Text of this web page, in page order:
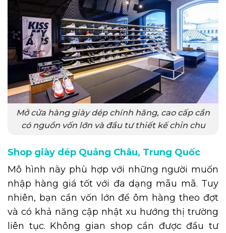
Mở cửa hàng giày dép chính hãng, cao cấp cần
có nguồn vốn lớn và đầu tư thiết kế chỉn chu
Shop giày dép Quảng Châu, Trung Quốc
Mô hình này phù hợp với những người muốn
nhập hàng giá tốt với đa dạng mẫu mã. Tuy
nhiên, bạn cần vốn lớn để ôm hàng theo đợt
và có khả năng cập nhật xu hướng thị trường
liên tục. Không gian shop cần được đầu tư